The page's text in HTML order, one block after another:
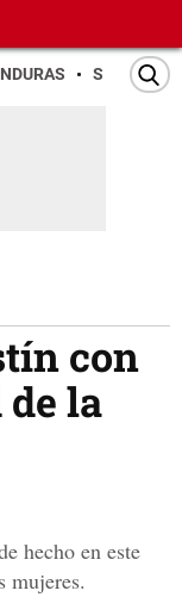
SAN PEDRO
con
la
hecho en este
mujeres.